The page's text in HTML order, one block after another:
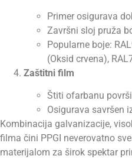
Primer osigurava
Završni sloj pruža
Popularne boje:
(Oksid crvena),
Zaštitni film
Štiti ofarbanu
Osigurava savršen
Kombinacija galvanizacije,
filma čini PPGI neverovatno
materijalom za širok spektar